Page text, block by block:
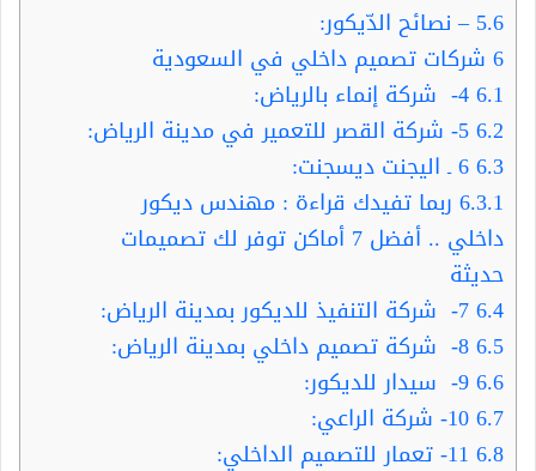
5.6– نصائح الدّيكور:
6 شركات تصميم داخلي في السعودية
6.1
6.2
6.3
6.3.1 ربما تفيدك قراءة : مهندس ديكور
داخلي .. أفضل 7 أماكن توفر لك تصميمات
حديثة
6.4
6.5
6.6
6.7
6.8